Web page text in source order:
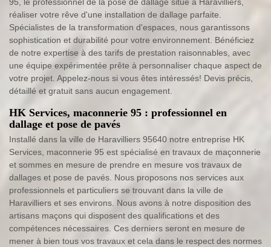
95, le professionnel de la pose de dallage situé à Haravilliers,
réaliser votre rêve d'une installation de dallage parfaite.
Spécialistes de la transformation d'espaces, nous garantissons
sophistication et durabilité pour votre environnement. Bénéficiez
de notre expertise à des tarifs de prestation raisonnables, avec
une équipe expérimentée prête à personnaliser chaque aspect de
votre projet. Appelez-nous si vous êtes intéressés! Devis précis,
détaillé et gratuit sans aucun engagement.
HK Services, maconnerie 95 : professionnel en
dallage et pose de pavés
Installé dans la ville de Haravilliers 95640 notre entreprise HK
Services, maconnerie 95 est spécialisé en travaux de maçonnerie
et sommes en mesure de prendre en mesure vos travaux de
dallages et pose de pavés. Nous proposons nos services aux
professionnels et particuliers se trouvant dans la ville de
Haravilliers et ses environs. Nous avons à notre disposition des
artisans maçons qui disposent des qualifications et des
compétences nécessaires. Ces derniers seront en mesure de
mener à bien tous vos travaux et cela dans le respect des normes